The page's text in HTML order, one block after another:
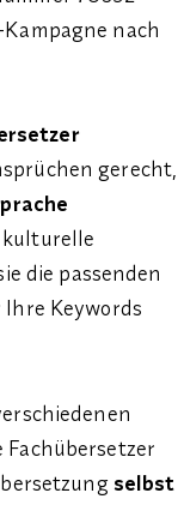
nach
gerecht,
die passenden
Keywords
selbst